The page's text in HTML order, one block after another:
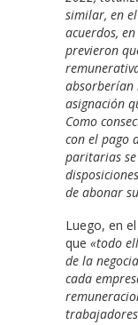
similar, en
acuerdos,
previeron
absorberían
asignación
Como
con el pago
paritarias
de abonar
Luego, en
que «todo
de la
cada